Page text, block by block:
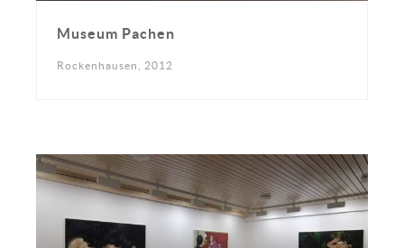
Museum Pachen
Rockenhausen, 2012